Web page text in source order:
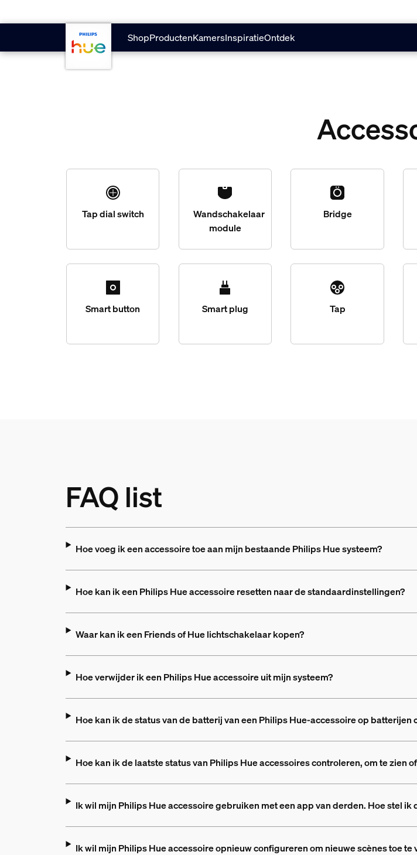
ShopProductenKamersInspiratieOntdek
Tap dial switch
Wandschakelaar
module
Bridge
Smart button Smart plug Tap
FAQ list
Hoe voeg ik een accessoire toe aan mijn bestaande Philips Hue systeem?
Hoe kan ik een Philips Hue accessoire resetten naar de standaardinstellingen?
Waar kan ik een Friends of Hue lichtschakelaar kopen?
Hoe verwijder ik een Philips Hue accessoire uit mijn systeem?
Hoe kan ik de status van de batterij van een Philips Hue-accessoire op batterijen
Hoe kan ik de laatste status van Philips Hue accessoires controleren, om te zien
Ik wil mijn Philips Hue accessoire gebruiken met een app van derden. Hoe stel ik
Ik wil mijn Philips Hue accessoire opnieuw configureren om nieuwe scènes toe